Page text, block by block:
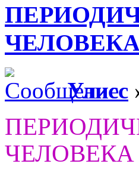
Улисс
ЧЕЛОВЕКА